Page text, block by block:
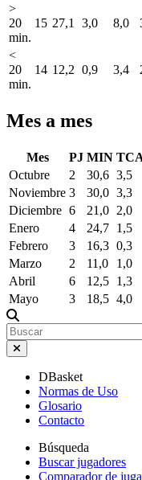
>
20
min.
15 27,1 3,0 8,0
<
20
min.
14 12,2 0,9 3,4
Mes a mes
Mes PJ MIN
Octubre
2 30,6 3,5
Noviembre 3 30,0 3,3
Diciembre 6 21,0 2,0
Enero
4 24,7 1,5
Febrero
3 16,3 0,3
Marzo
2 11,0 1,0
Abril
6 12,5 1,3
Mayo
3 18,5 4,0
DBasket
Normas de Uso
Glosario
Contacto
Búsqueda
Buscar jugadores
Comparador de